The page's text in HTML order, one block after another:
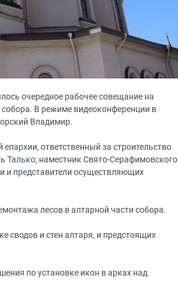
очередное рабочее совещание на
В режиме видеоконференции в
Владимир.
ответственный за строительство
Талько; наместник Свято-Серафимовского
и представители осуществляющих
лесов в алтарной части собора.
сводов и стен алтаря, и предстоящих
по установке икон в арках над